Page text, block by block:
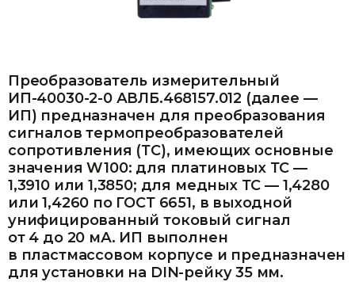
Преобразователь измерительный
ИП-40030-2-0 АВЛБ.468157.012 (далее —
ИП) предназначен для преобразования
сигналов термопреобразователей
сопротивления (ТС), имеющих основные
значения W100: для платиновых ТС —
1,3910 или 1,3850; для медных ТС — 1,4280
или 1,4260 по ГОСТ 6651, в выходной
унифицированный токовый сигнал
от 4 до 20 мА. ИП выполнен
в пластмассовом корпусе и предназначен
для установки на DIN-рейку 35 мм.